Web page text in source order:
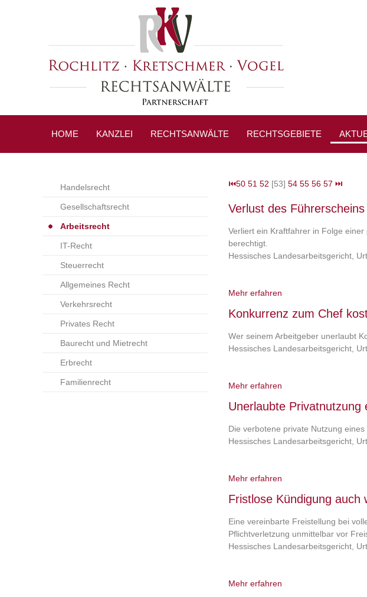
HOME KANZLEI RECHTSANWÄLTE RECHTSGEBIETE
Handelsrecht
Gesellschaftsrecht
Arbeitsrecht
IT-Recht
Steuerrecht
Allgemeines Recht
Verkehrsrecht
Privates Recht
Baurecht und Mietrecht
Erbrecht
Familienrecht
⏮50 51 52 [53] 54 55 56 57 ⏭
Verlust des
Verliert ein Kraftfahrer in Folge
berechtigt.
Hessisches Landesarbeitsgericht,
Mehr erfahren
Konkurrenz zum Chef
Wer seinem Arbeitgeber unerlaubt
Hessisches Landesarbeitsgericht,
Mehr erfahren
Unerlaubte Privatnutzung
Die verbotene private Nutzung
Hessisches Landesarbeitsgericht,
Mehr erfahren
Fristlose Kündigung auch
Eine vereinbarte Freistellung bei
Pflichtverletzung unmittelbar vor
Hessisches Landesarbeitsgericht,
Mehr erfahren